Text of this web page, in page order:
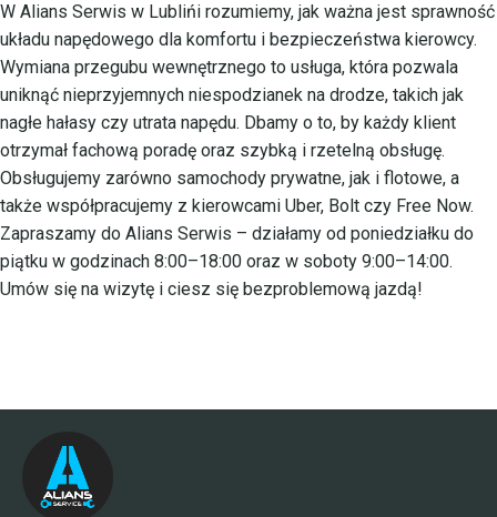
W Alians Serwis w Lublińi rozumiemy, jak ważna jest sprawność
układu napędowego dla komfortu i bezpieczeństwa kierowcy.
Wymiana przegubu wewnętrznego to usługa, która pozwala
uniknąć nieprzyjemnych niespodzianek na drodze, takich jak
nagłe hałasy czy utrata napędu. Dbamy o to, by każdy klient
otrzymał fachową poradę oraz szybką i rzetelną obsługę.
Obsługujemy zarówno samochody prywatne, jak i flotowe, a
także współpracujemy z kierowcami Uber, Bolt czy Free Now.
Zapraszamy do Alians Serwis – działamy od poniedziałku do
piątku w godzinach 8:00–18:00 oraz w soboty 9:00–14:00.
Umów się na wizytę i ciesz się bezproblemową jazdą!